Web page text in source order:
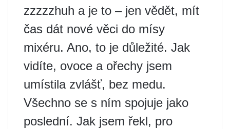
zzzzzhuh a je to – jen vědět, mít
čas dát nové věci do mísy
mixéru. Ano, to je důležité. Jak
vidíte, ovoce a ořechy jsem
umístila zvlášť, bez medu.
Všechno se s ním spojuje jako
poslední. Jak jsem řekl, pro